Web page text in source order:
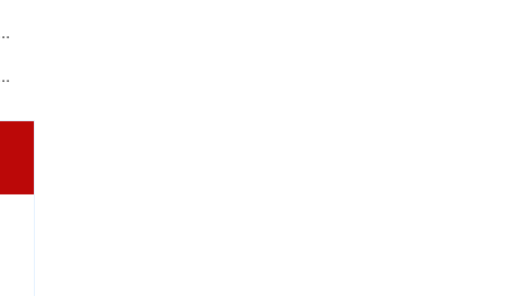
(凉水塔维护保养的主要
因(为什么冷却塔循环水